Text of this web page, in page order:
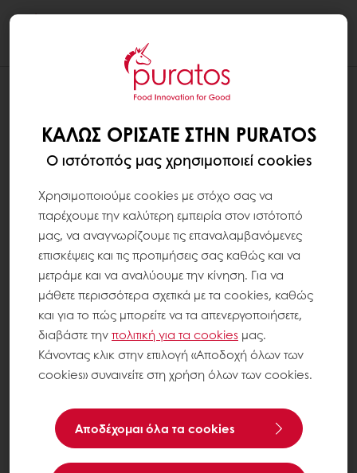
ΚΑΛΏΣ ΟΡΊΣΑΤΕ ΣΤΗΝ PURATOS
Ο ιστότοπός μας χρησιμοποιεί cookies
Χρησιμοποιούμε cookies με στόχο σας να
παρέχουμε την καλύτερη εμπειρία στον ιστότοπό
μας, να αναγνωρίζουμε τις επαναλαμβανόμενες
επισκέψεις και τις προτιμήσεις σας καθώς και να
μετράμε και να αναλύουμε την κίνηση. Για να
μάθετε περισσότερα σχετικά με τα cookies, καθώς
και για το πώς μπορείτε να τα απενεργοποιήσετε,
διαβάστε τηνπολιτική για τα cookies μας.
Κάνοντας κλικ στην επιλογή «Αποδοχή όλων των
cookies» συναινείτε στη χρήση όλων των cookies.
Αποδέχομαι όλα τα cookies